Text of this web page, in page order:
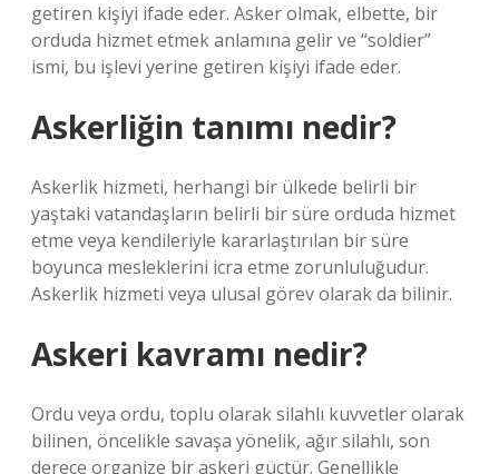
getiren kişiyi ifade eder. Asker olmak, elbette, bir
orduda hizmet etmek anlamına gelir ve “soldier”
ismi, bu işlevi yerine getiren kişiyi ifade eder.
Askerliğin tanımı nedir?
Askerlik hizmeti, herhangi bir ülkede belirli bir
yaştaki vatandaşların belirli bir süre orduda hizmet
etme veya kendileriyle kararlaştırılan bir süre
boyunca mesleklerini icra etme zorunluluğudur.
Askerlik hizmeti veya ulusal görev olarak da bilinir.
Askeri kavramı nedir?
Ordu veya ordu, toplu olarak silahlı kuvvetler olarak
bilinen, öncelikle savaşa yönelik, ağır silahlı, son
derece organize bir askeri güçtür. Genellikle